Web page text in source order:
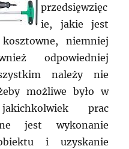
przedsięwzięc
ie, jakie jest
niemniej
odpowiedniej
należy nie
możliwe było w
prac
jest wykonanie
i uzyskanie